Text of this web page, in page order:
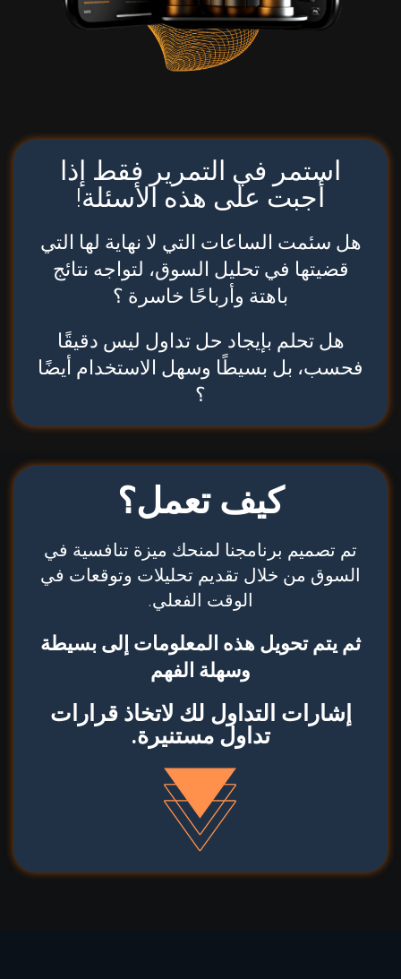
استمر في التمرير فقط إذا
أجبت على هذه الأسئلة!
هل سئمت الساعات التي لا نهاية لها التي
قضيتها في تحليل السوق، لتواجه نتائج
باهتة وأرباحًا خاسرة ؟
هل تحلم بإيجاد حل تداول ليس دقيقًا
فحسب، بل بسيطًا وسهل الاستخدام أيضًا
؟
كيف تعمل؟
تم تصميم برنامجنا لمنحك ميزة تنافسية في
السوق من خلال تقديم تحليلات وتوقعات في
الوقت الفعلي.
ثم يتم تحويل هذه المعلومات إلى بسيطة
وسهلة الفهم
إشارات التداول لك لاتخاذ قرارات
تداول مستنيرة.